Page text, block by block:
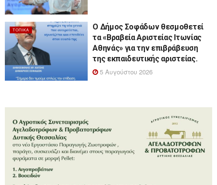
ΤΟΠΙΚΆ
Ο Δήμος Σοφάδων θεσμοθετεί
τα «Βραβεία Αριστείας Ιτωνίας
Αθηνάς» για την επιβράβευση
της εκπαιδευτικής αριστείας.
5 Αυγούστου 2026